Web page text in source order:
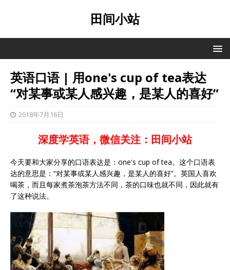
田间小站
英语口语 | 用one's cup of tea表达
“对某事或某人感兴趣，是某人的喜好”
2018年7月16日
深度学英语，微信关注：田间小站
今天要和大家分享的口语表达是：one's cup of tea。这个口语表
达的意思是：“对某事或某人感兴趣，是某人的喜好”。英国人喜欢
喝茶，而且每家煮茶泡茶方法不同，茶的口味也就不同，因此就有
了这种说法。